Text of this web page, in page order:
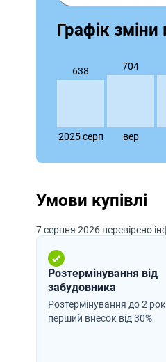
Графік зміни
638
2025 серп
704
вер
Умови купівлі
7 серпня 2026 перевірено
Розтермінування від
забудовника
Розтермінування до 2
перший внесок від 30%